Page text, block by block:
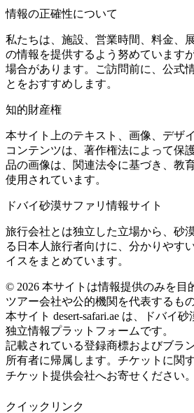
情報の正確性について
私たちは、施設、営業時間、料金、
の情報を提供するよう努めています
場合があります。ご訪問前に、公式
とをおすすめします。
知的財産権
本サイト上のテキスト、画像、デザ
コンテンツは、著作権法によって保
品の画像は、関連法令に基づき、教
使用されています。
ドバイ砂漠サファリ情報サイト
旅行会社とは独立した立場から、砂
る日本人旅行者向けに、分かりやす
イスをまとめています。
© 2026 本サイトは情報提供のみを目
ツアー会社や公的機関を代表するも
本サイト desert-safari.ae は、ドバイ
独立情報プラットフォームです。
記載されている登録商標およびブラ
所有者に帰属します。チケットに関
チケット提供会社へお寄せください。
クイックリンク